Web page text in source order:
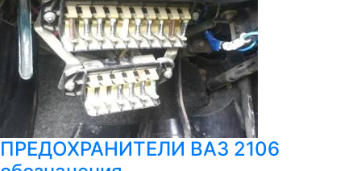
ПРЕДОХРАНИТЕЛИ ВАЗ 2106